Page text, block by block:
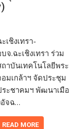
เชิงเทรา-
จ.ฉะเชิงเทรา ร่วม
ถาบันเทคโนโลยีพระ
อมเกล้าฯ จัดประชุม
ะชาคมฯ พัฒนาเมือ
อัจฉ…
READ MORE